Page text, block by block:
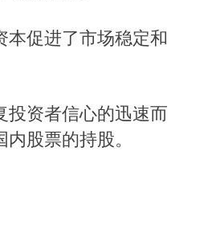
本促进了市场稳定和
投资者信心的迅速而
股票的持股。